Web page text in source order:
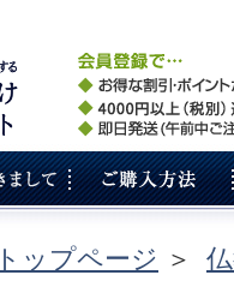
トップページ ＞